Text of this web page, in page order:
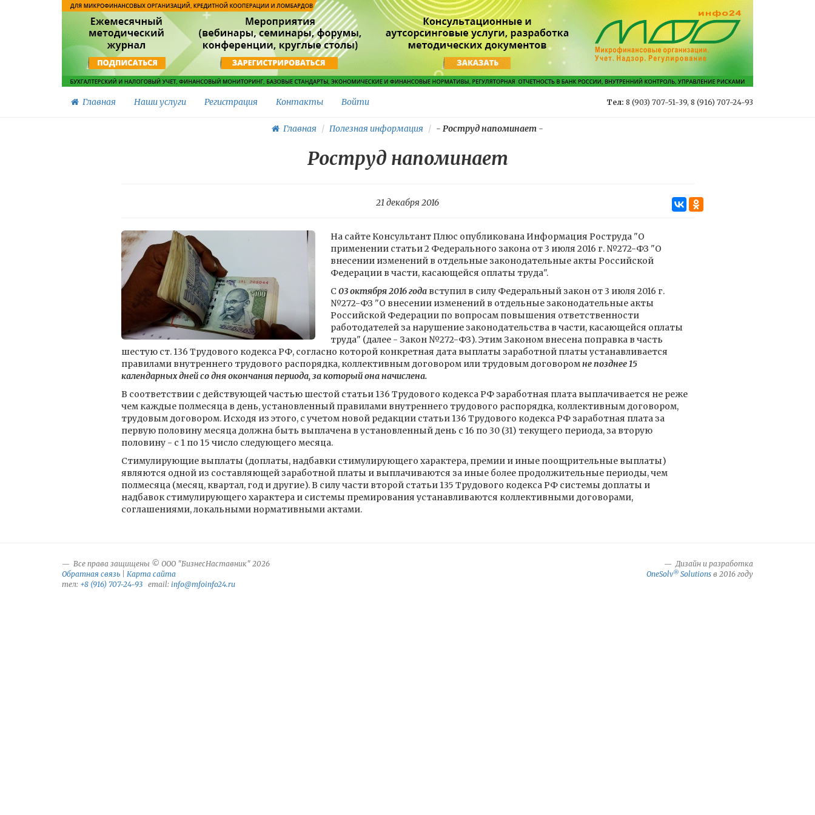
Главная Наши услуги Регистрация Контакты Войти Тел: 8 (903) 707-51-39, 8 (916) 707-24-93
Главная Полезная информация - Роструд напоминает -
Роструд напоминает
21 декабря 2016
На сайте Консультант Плюс опубликована Информация Роструда "О
применении статьи 2 Федерального закона от 3 июля 2016 г. №272-ФЗ "О
внесении изменений в отдельные законодательные акты Российской
Федерации в части, касающейся оплаты труда".
С 03 октября 2016 годавступил в силу Федеральный закон от 3 июля 2016 г.
№272-ФЗ "О внесении изменений в отдельные законодательные акты
Российской Федерации по вопросам повышения ответственности
работодателей за нарушение законодательства в части, касающейся оплаты
труда" (далее - Закон №272-ФЗ). Этим Законом внесена поправка в часть
шестую ст. 136 Трудового кодекса РФ, согласно которой конкретная дата выплаты заработной платы устанавливается
правилами внутреннего трудового распорядка, коллективным договором или трудовым договоромне позднее 15
календарных дней со дня окончания периода, за который она начислена.
В соответствии с действующей частью шестой статьи 136 Трудового кодекса РФ заработная плата выплачивается не реже
чем каждые полмесяца в день, установленный правилами внутреннего трудового распорядка, коллективным договором,
трудовым договором. Исходя из этого, с учетом новой редакции статьи 136 Трудового кодекса РФ заработная плата за
первую половину месяца должна быть выплачена в установленный день с 16 по 30 (31) текущего периода, за вторую
половину - с 1 по 15 число следующего месяца.
Стимулирующие выплаты (доплаты, надбавки стимулирующего характера, премии и иные поощрительные выплаты)
являются одной из составляющей заработной платы и выплачиваются за иные более продолжительные периоды, чем
полмесяца (месяц, квартал, год и другие). В силу части второй статьи 135 Трудового кодекса РФ системы доплаты и
надбавок стимулирующего характера и системы премирования устанавливаются коллективными договорами,
соглашениями, локальными нормативными актами.
Все права защищены © ООО "БизнесНаставник" 2026
Обратная связь
Карта сайта
тел: +8 (916) 707-24-93 email: info@mfoinfo24.ru
Дизайн и разработка
OneSolv® Solutions в 2016 году